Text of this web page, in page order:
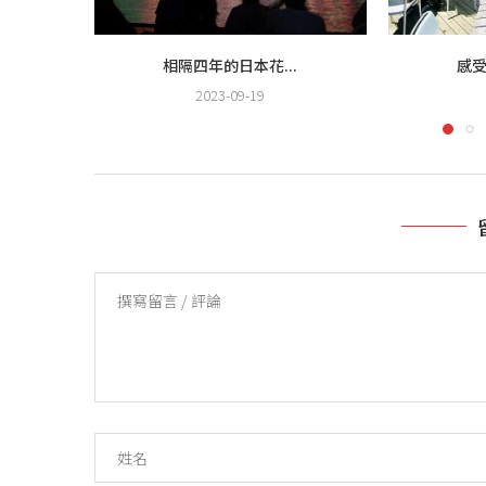
相隔四年的日本花...
2023-09-19
感